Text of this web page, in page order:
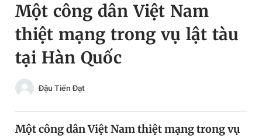
Chuyên mục
Chuyên mục khác
Chào ngày mới
Đổi mật khẩu
Tin đã lưu
Một công dân Việt Nam
thiệt mạng trong vụ lật tàu
tại Hàn Quốc
Đậu Tiến Đạt
Một công dân Việt Nam thiệt mạng trong vụ